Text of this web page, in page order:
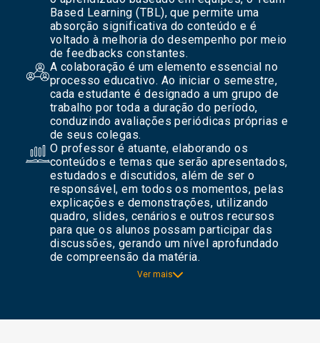
Based Learning (TBL), que permite uma
absorção significativa do conteúdo e é
voltado à melhoria do desempenho por meio
de feedbacks constantes.
A colaboração é um elemento essencial no
processo educativo. Ao iniciar o semestre,
cada estudante é designado a um grupo de
trabalho por toda a duração do período,
conduzindo avaliações periódicas próprias e
de seus colegas.
O professor é atuante, elaborando os
conteúdos e temas que serão apresentados,
estudados e discutidos, além de ser o
responsável, em todos os momentos, pelas
explicações e demonstrações, utilizando
quadro, slides, cenários e outros recursos
para que os alunos possam participar das
discussões, gerando um nível aprofundado
de compreensão da matéria.
Ver mais